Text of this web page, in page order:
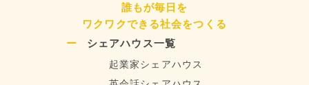
誰もが毎日を
ワクワクできる社会をつくる
シェアハウス一覧
起業家シェアハウス